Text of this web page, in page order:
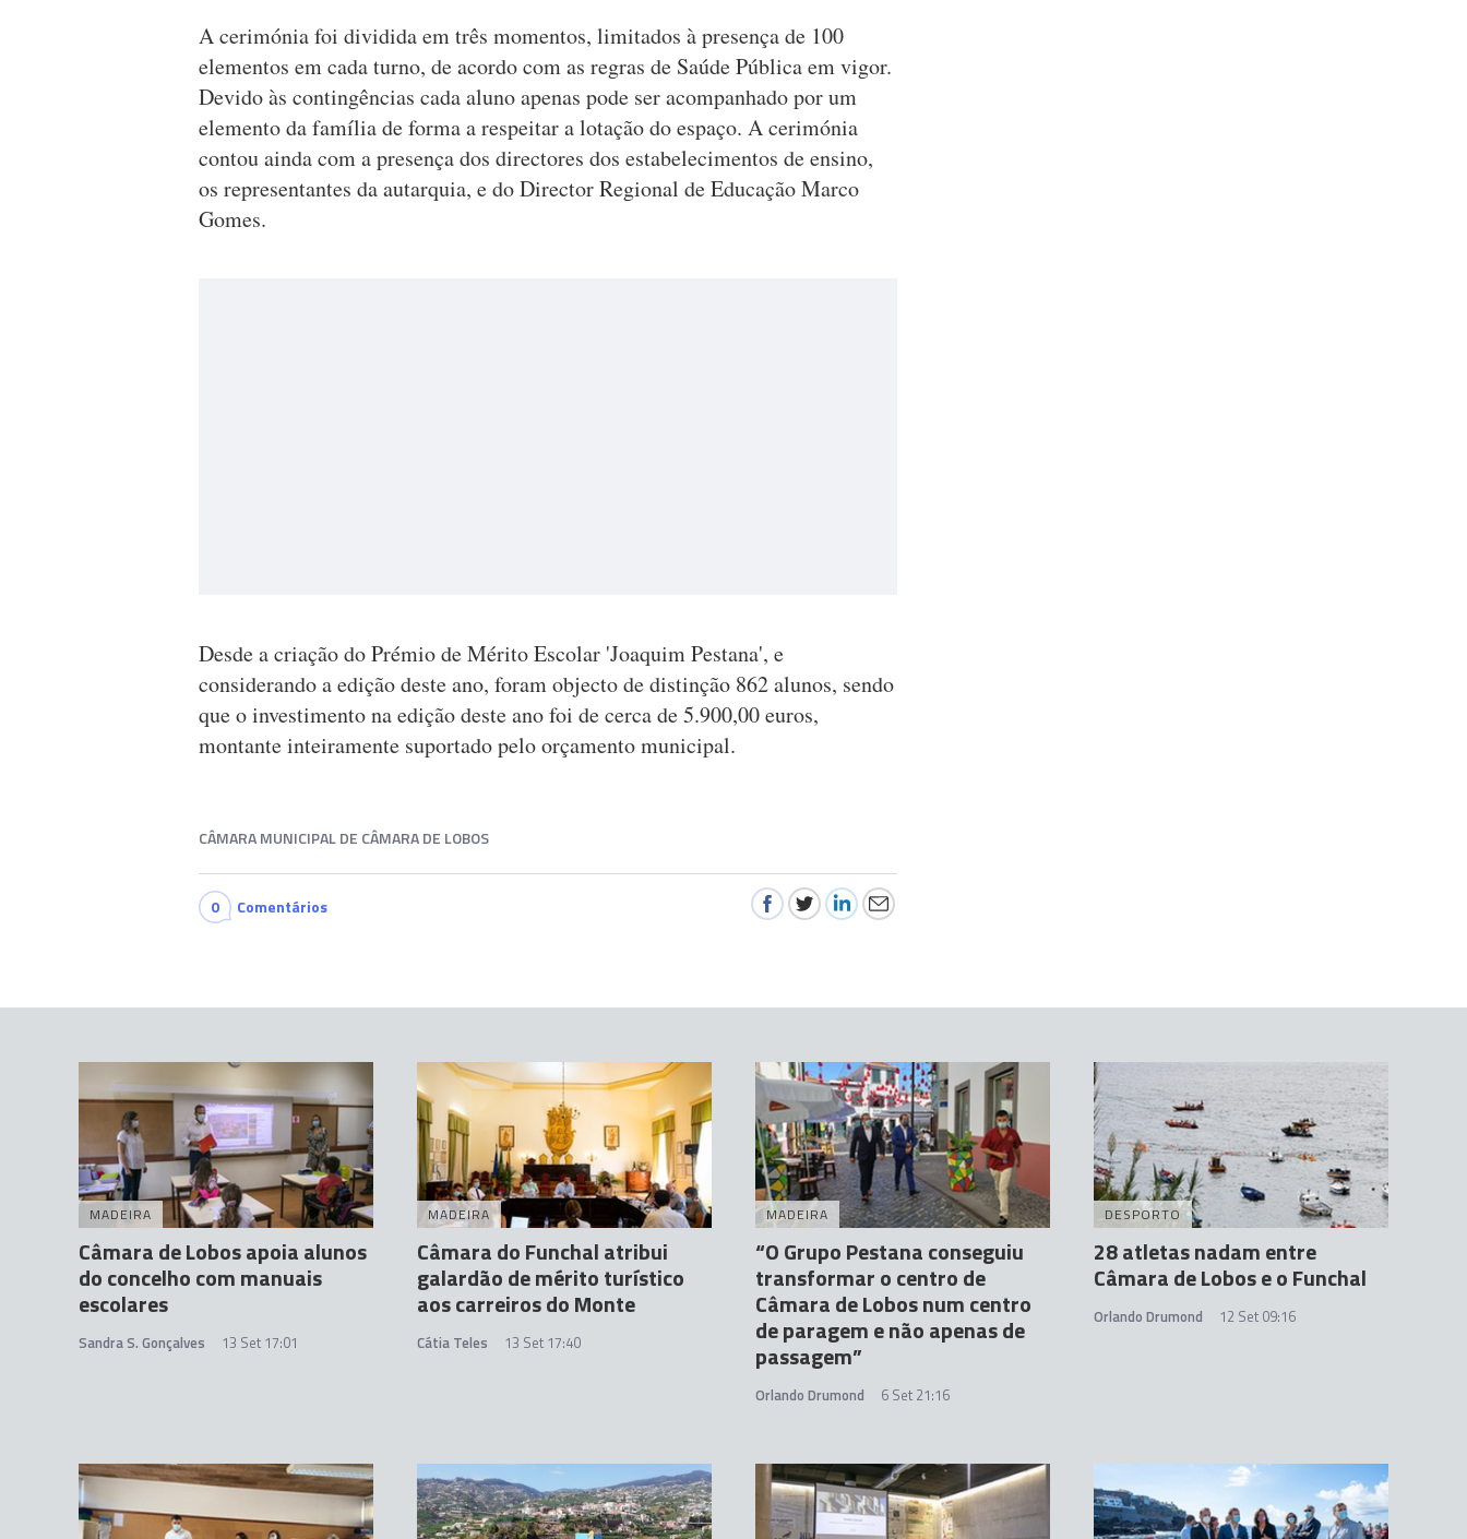
A cerimónia foi dividida em três momentos, limitados à presença de 100
elementos em cada turno, de acordo com as regras de Saúde Pública em vigor.
Devido às contingências cada aluno apenas pode ser acompanhado por um
elemento da família de forma a respeitar a lotação do espaço. A cerimónia
contou ainda com a presença dos directores dos estabelecimentos de ensino,
os representantes da autarquia, e do Director Regional de Educação Marco
Gomes.
Desde a criação do Prémio de Mérito Escolar 'Joaquim Pestana', e
considerando a edição deste ano, foram objecto de distinção 862 alunos, sendo
que o investimento na edição deste ano foi de cerca de 5.900,00 euros,
montante inteiramente suportado pelo orçamento municipal.
CÂMARA MUNICIPAL DE CÂMARA DE LOBOS
0 Comentários
MADEIRA
Câmara de Lobos apoia alunos
do concelho com manuais
escolares
Sandra S. Gonçalves 13 Set 17:01
MADEIRA
Câmara do Funchal atribui
galardão de mérito turístico
aos carreiros do Monte
Cátia Teles 13 Set 17:40
MADEIRA
“O Grupo Pestana conseguiu
transformar o centro de
Câmara de Lobos num centro
de paragem e não apenas de
passagem”
Orlando Drumond 6 Set 21:16
DESPORTO
28 atletas nadam entre
Câmara de Lobos e o Funchal
Orlando Drumond 12 Set 09:16